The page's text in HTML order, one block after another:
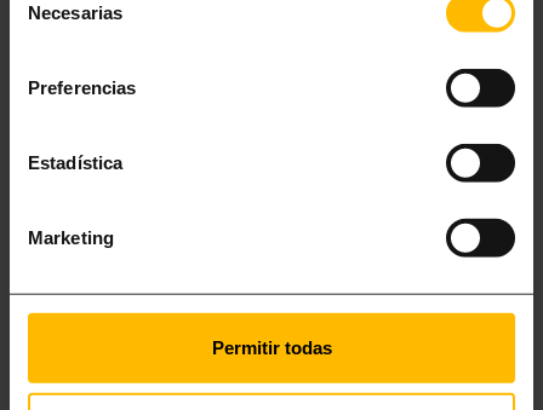
Necesarias
Preferencias
Estadística
Marketing
Permitir todas